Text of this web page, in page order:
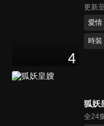
4
更新
愛情
時裝
狐妖
全24